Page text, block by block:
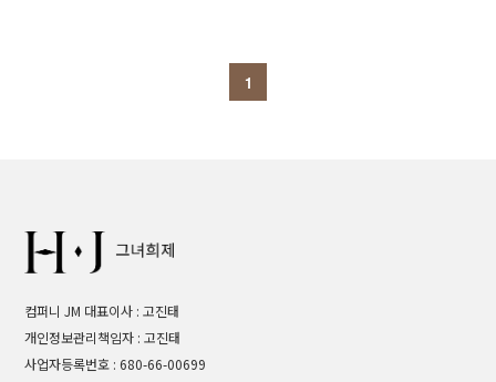
1
컴퍼니 JM 대표이사 : 고진태
개인정보관리책임자 : 고진태
사업자등록번호 : 680-66-00699